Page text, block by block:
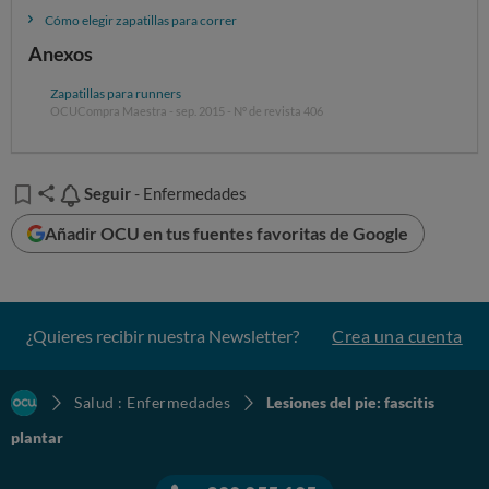
Cómo elegir zapatillas para correr
Anexos
Zapatillas para runners
OCUCompra Maestra - sep. 2015 - Nº de revista 406
Seguir
Seguir - Enfermedades
Añadir OCU en tus fuentes favoritas de Google
¿Quieres recibir nuestra Newsletter? Crea una cuenta
Salud : Enfermedades
Lesiones del pie: fascitis
plantar